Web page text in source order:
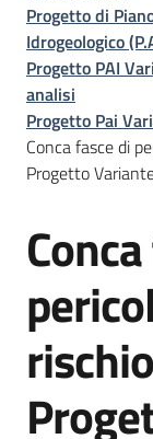
Pianificazione
e
Temi
Documentazione
Comunicazione
Progetto di
Idrogeologico
Progetto PAI
analisi
Progetto Pai
Conca fasce di
Progetto